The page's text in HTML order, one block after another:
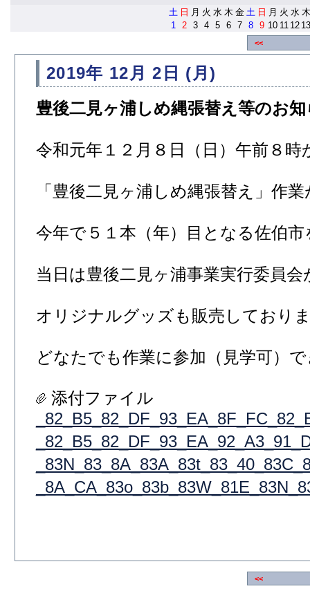
土 日 月 火 水 木 金 土 日 月 火 水 木
1
2 3 4 5 6 7 8 9 10 11 12 13
<<
2019年 12月 2日 (月)
豊後二見ヶ浦しめ縄張替え等のお
令和元年１２月８日（日）午前８
「豊後二見ヶ浦しめ縄張替え」作
今年で５１本（年）目となる佐伯
当日は豊後二見ヶ浦事業実行委員
オリジナルグッズも販売しており
どなたでも作業に参加（見学可）
添付ファイル
<<